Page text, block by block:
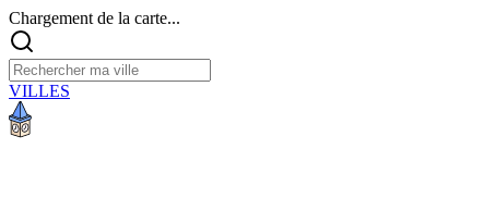
Chargement de la carte...
VILLES